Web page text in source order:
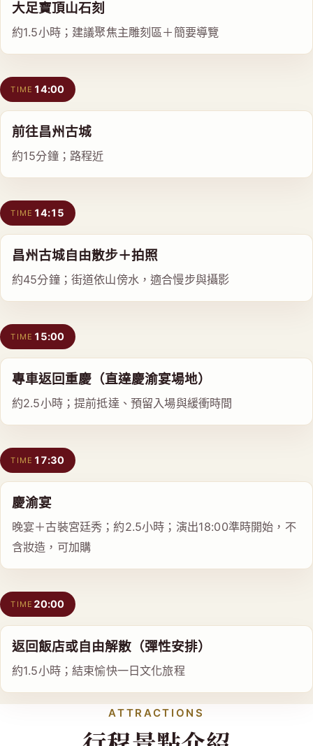
大足寶頂山石刻
約1.5小時；建議聚焦主雕刻區＋簡要導覽
TIME 14:00
前往昌州古城
約15分鐘；路程近
TIME 14:15
昌州古城自由散步＋拍照
約45分鐘；街道依山傍水，適合慢步與攝影
TIME 15:00
專車返回重慶（直達慶渝宴場地）
約2.5小時；提前抵達、預留入場與緩衝時間
TIME 17:30
慶渝宴
晚宴＋古裝宮廷秀；約2.5小時；演出18:00準時開始，不
含妝造，可加購
TIME 20:00
返回飯店或自由解散（彈性安排）
約1.5小時；結束愉快一日文化旅程
ATTRACTIONS